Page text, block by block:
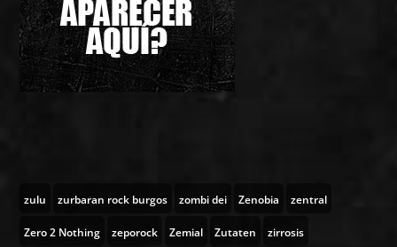
zulu zurbaran rock burgos zombi dei Zenobia zentral
Zero 2 Nothing zeporock Zemial Zutaten zirrosis